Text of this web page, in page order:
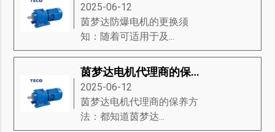
2025-06-12
茵梦达防爆电机的更换须
知：随着可适用于及...
茵梦达电机代理商的保养方法
2025-06-12
茵梦达电机代理商的保养方
法：都知道茵梦达...